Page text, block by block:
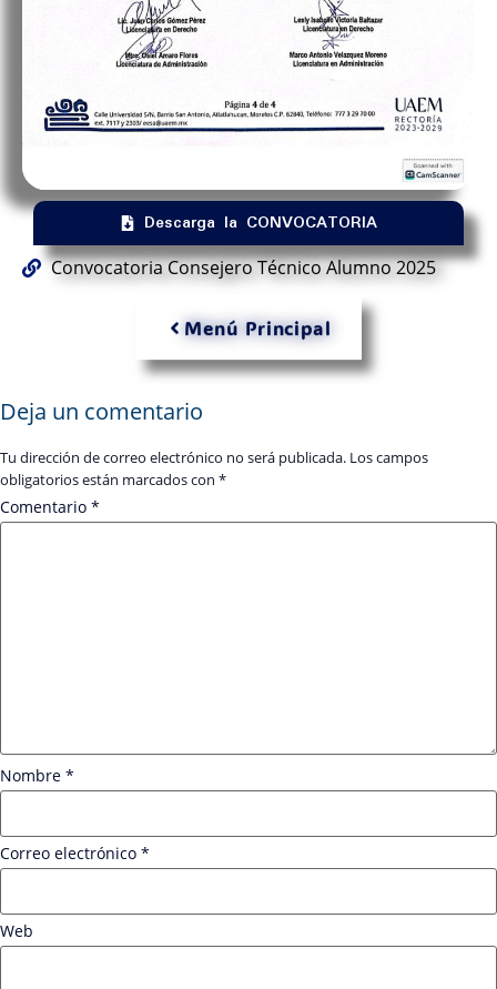
Descarga la CONVOCATORIA
Convocatoria Consejero Técnico Alumno 2025
Menú Principal
Deja un comentario
Tu dirección de correo electrónico no será publicada. Los campos
obligatorios están marcados con *
Comentario *
Nombre *
Correo electrónico *
Web